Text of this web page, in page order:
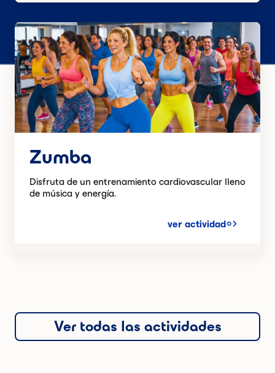
Zumba
Disfruta de un entrenamiento cardiovascular lleno
de música y energía.
ver actividad
Ver todas las actividades